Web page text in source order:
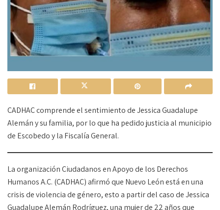
CADHAC comprende el sentimiento de Jessica Guadalupe
Alemán y su familia, por lo que ha pedido justicia al municipio
de Escobedo y la Fiscalía General.
La organización Ciudadanos en Apoyo de los Derechos
Humanos A.C. (CADHAC) afirmó que Nuevo León está en una
crisis de violencia de género, esto a partir del caso de Jessica
Guadalupe Alemán Rodríguez, una mujer de 22 años que